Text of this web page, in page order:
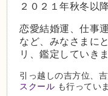
２０２１年秋冬以
恋愛結婚運、仕事
など、みなさまに
リ、鑑定していき
引っ越しの吉方位、
スクール も行ってい